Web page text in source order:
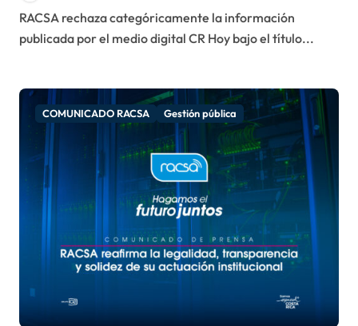
RACSA rechaza categóricamente la información
publicada por el medio digital CR Hoy bajo el título...
COMUNICADO RACSA Gestión pública